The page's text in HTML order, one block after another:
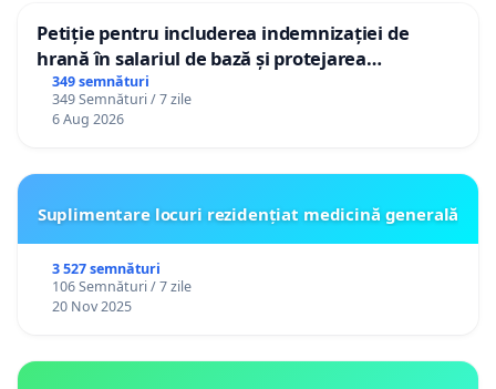
Petiție pentru includerea indemnizației de
hrană în salariul de bază și protejarea
gradațiilor de vechime pentru asistenții
personali
349 semnături
349 Semnături / 7 zile
6 Aug 2026
Suplimentare locuri rezidențiat medicină generală
3 527 semnături
106 Semnături / 7 zile
20 Nov 2025